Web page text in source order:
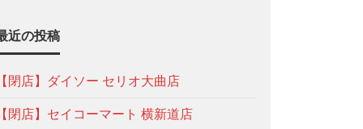
近の投稿
【閉店】ダイソー セリオ大曲店
【閉店】セイコーマート 横新道店